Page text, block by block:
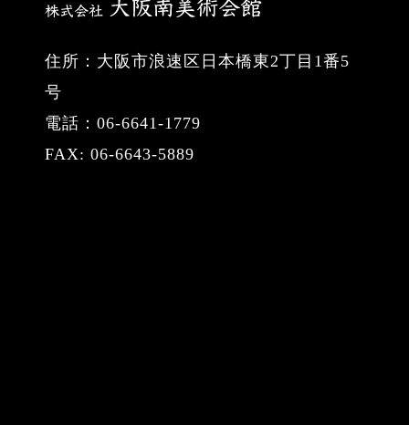
住所：大阪市浪速区日本橋東2丁目1番5
号
電話：06-6641-1779
FAX: 06-6643-5889